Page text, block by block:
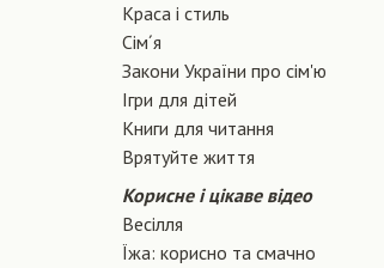
Краса і стиль
Сiм´я
Закони України про сiм'ю
Ігри для дітей
Книги для читання
Врятуйте життя
Корисне і цікаве відео
Весілля
Їжа: корисно та смачно